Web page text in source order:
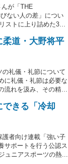
が「THE
ない人の差」につい
ストに上り詰めた33
道・大野将平
礼儀・礼節について
に礼儀・礼節は必要な
流れを汲み、その精神
集部・神原 英彰）
きる「冷却
者向け連載「強い子
サポートを行う公認ス
ュニアスポーツの熱中